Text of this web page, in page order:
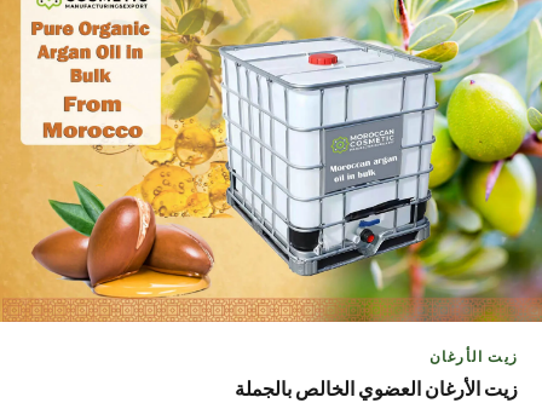
زيت الأرغان
زيت الأرغان العضوي الخالص بالجملة